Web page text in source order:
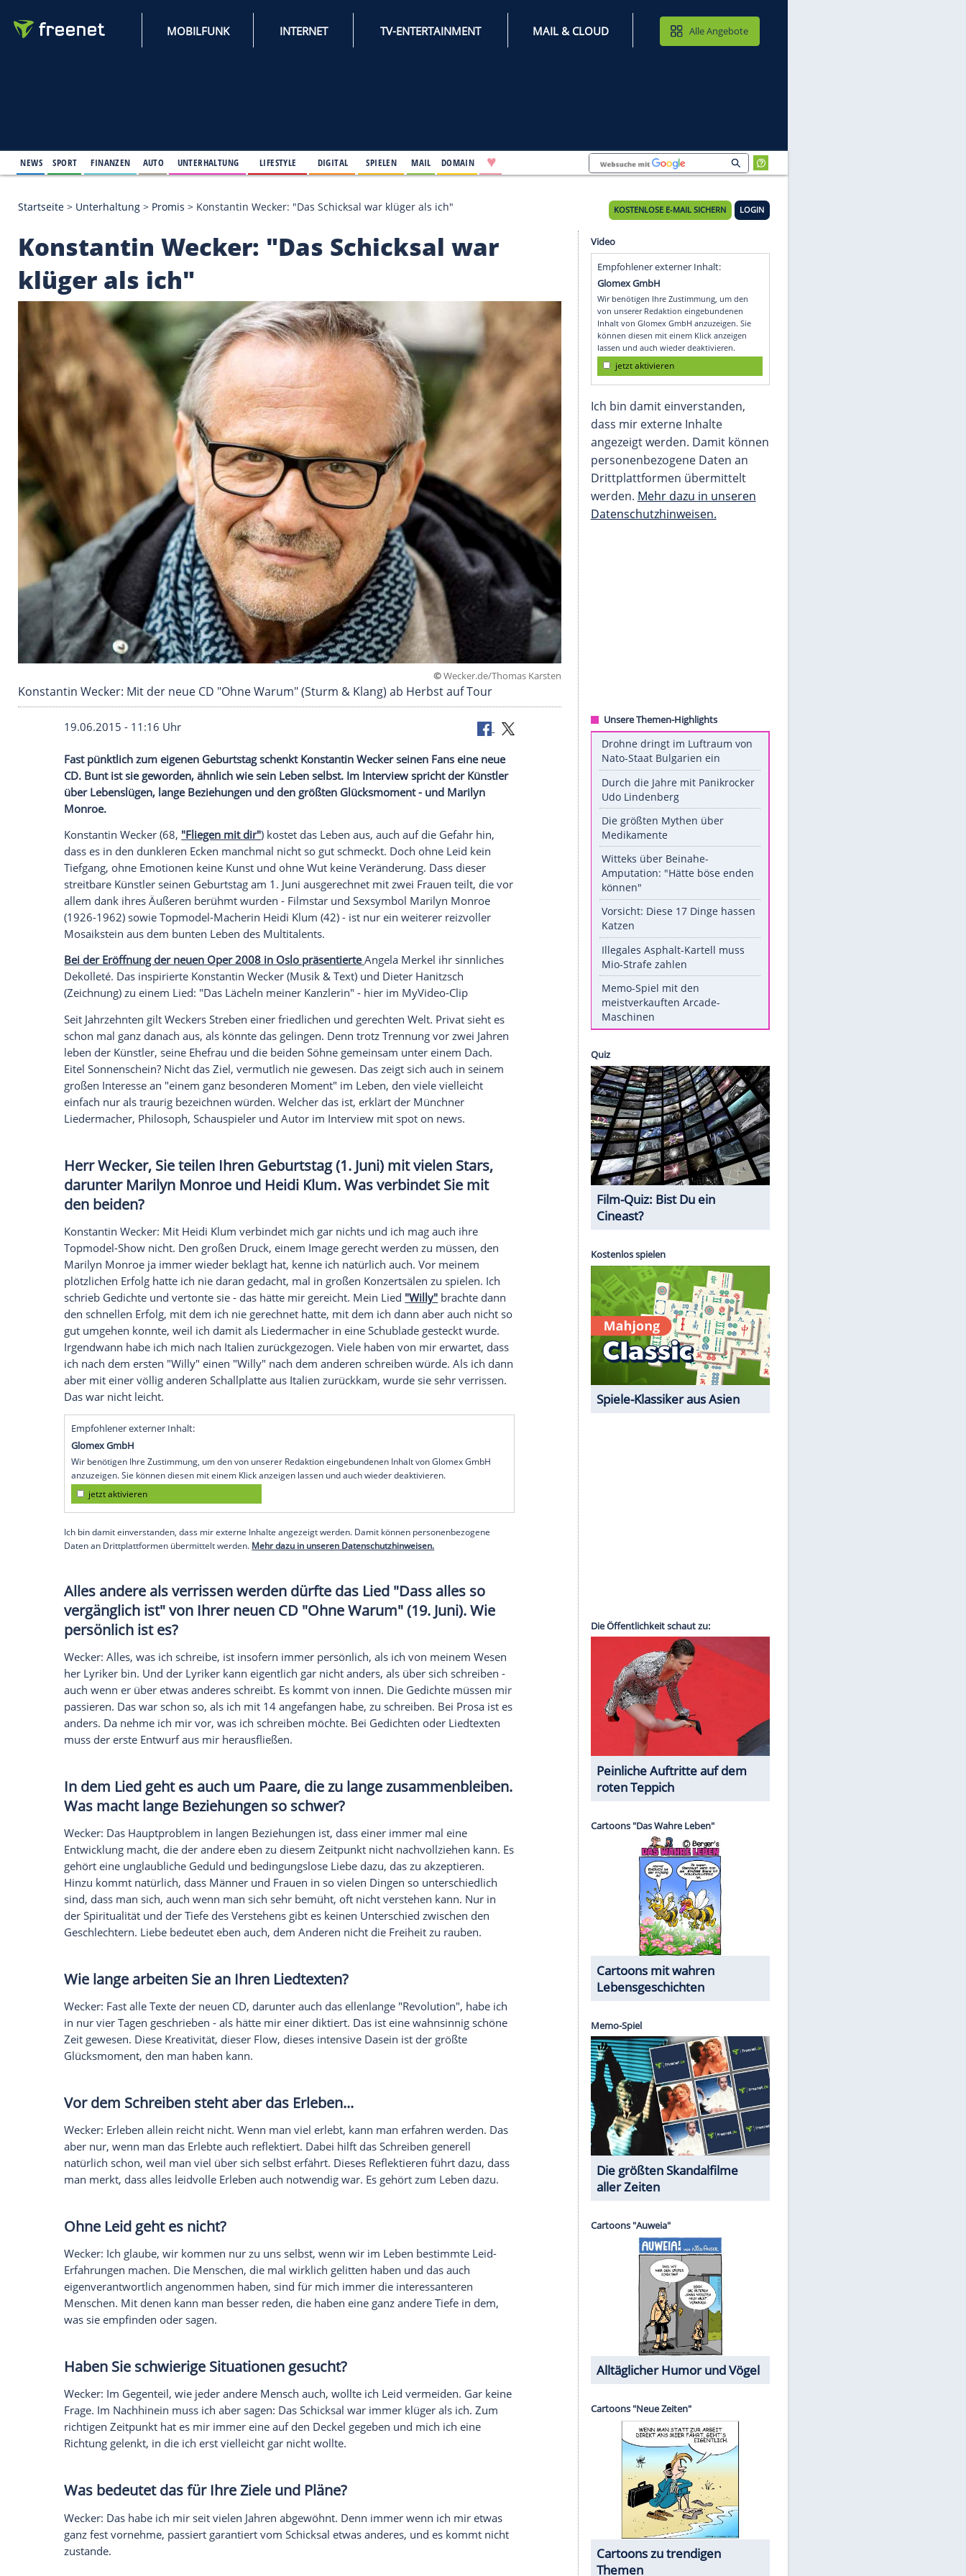
MOBILFUNK INTERNET TV-ENTERTAINMENT MAIL & CLOUD
KOSTENLOSE E-MAIL SICHERN
Startseite >Unterhaltung >Promis >Konstantin Wecker: "Das Schicksal war klüger als ich"
Konstantin Wecker: "Das Schicksal war
klüger als ich"
Wecker.de/Thomas Karsten
Konstantin Wecker: Mit der neue CD "Ohne Warum" (Sturm & Klang) ab Herbst auf Tour
19.06.2015 - 11:16 Uhr
Fast pünktlich zum eigenen Geburtstag schenkt Konstantin Wecker seinen Fans eine neue
CD. Bunt ist sie geworden, ähnlich wie sein Leben selbst. Im Interview spricht der Künstler
über Lebenslügen, lange Beziehungen und den größten Glücksmoment - und Marilyn
Monroe.
Konstantin Wecker (68,
Leben aus, auch auf die Gefahr hin,
dass es in den dunkleren Ecken manchmal nicht so gut schmeckt. Doch ohne Leid kein
Tiefgang, ohne Emotionen keine Kunst und ohne Wut keine Veränderung. Dass dieser
streitbare Künstler seinen Geburtstagam 1. Juni ausgerechnet mit zwei Frauen teilt, die vor
allem dank ihres Äußeren berühmt wurden - Filmstar und Sexsymbol
Marilyn Monroe
(1926-1962) sowie Topmodel-MacherinHeidi Klum(42) - ist nur ein weiterer reizvoller
Mosaikstein aus dem buntenLebendes Multitalents.
Bei der Eröffnung der neuen Oper 2008 in Oslo präsentierte
Angela Merkel ihr sinnliches
Dekolleté. Das inspirierte KonstantinWecker(Musik & Text) undDieter Hanitzsch
(Zeichnung) zu einem Lied: "Das Lächeln meiner Kanzlerin" - hier im MyVideo-Clip
Seit Jahrzehnten giltWeckersStreben einer friedlichen und gerechten Welt.
sieht es
schon mal ganz danach aus, als könnte das gelingen. Denn trotz Trennung vor zwei Jahren
leben der Künstler, seine Ehefrau und die beiden Söhne gemeinsam unter einem Dach.
Eitel Sonnenschein? Nicht das Ziel, vermutlich nie gewesen. Das zeigt sich auch in seinem
großen Interesse an "einem ganz besonderen Moment" imLeben, den viele vielleicht
einfach nur als traurig bezeichnen würden. Welcher das ist, erklärt der Münchner
Liedermacher, Philosoph, Schauspieler und Autor im Interview mit spot on news.
HerrWecker (1. Juni) mit vielen Stars,
darunterMarilyn Monroe
. Was verbindet Sie mit
den beiden?
Konstantin Wecker: MitHeidi Klumverbindet mich gar nichts und ich mag auch ihre
Topmodel-Show nicht. Den großen Druck, einem Image gerecht werden zu müssen, den
plötzlichenErfolghatte ich nie daran gedacht, mal in großen Konzertsälen zu spielen. Ich
brachte dann
den schnellen , mit dem ich nie gerechnet hatte, mit dem ich dann aber auch nicht so
gut umgehen konnte, weil ich damit als Liedermacher in eine Schublade gesteckt wurde.
Irgendwann habe ich mich nach
zurückgezogen. Viele haben von mir erwartet, dass
ich nach dem ersten "Willy" einen "Willy" nach dem anderen schreiben würde. Als ich dann
aber mit einer völlig anderen Schallplatte ausItalienzurückkam, wurde sie sehr verrissen.
Das war nicht leicht.
Empfohlener externer Inhalt:
Glomex GmbH
Wir benötigen Ihre Zustimmung, um den von unserer Redaktion eingebundenen Inhalt von Glomex GmbH
anzuzeigen. Sie können diesen mit einem Klick anzeigen lassen und auch wieder deaktivieren.
jetzt aktivieren
Ich bin damit einverstanden, dass mir externe Inhalte angezeigt werden. Damit können personenbezogene
Daten an Drittplattformen übermittelt werden.Mehr dazu in unseren Datenschutzhinweisen.
Alles andere als verrissen werden dürfte das Lied "Dass alles so
vergänglich ist" von Ihrer neuen CD "Ohne Warum" (19. Juni). Wie
Wecker: Alles, was ich schreibe, ist insofern immer persönlich, als ich von meinem Wesen
her Lyriker bin. Und der Lyriker kann eigentlich gar nicht anders, als über sich schreiben -
auch wenn er über etwas anderes schreibt. Es kommt von innen. Die Gedichte müssen mir
passieren. Das war schon so, als ich mit 14 angefangen habe, zu schreiben. Bei Prosa ist es
anders. Da nehme ich mir vor, was ich schreiben möchte. Bei Gedichten oder Liedtexten
muss der erste Entwurf aus mir herausfließen.
In dem Lied geht es auch um Paare, die zu lange zusammenbleiben.
Was macht lange Beziehungen so schwer?
Entwicklung macht, die der andere eben zu diesem Zeitpunkt nicht nachvollziehen kann. Es
gehört eine unglaubliche Geduld und bedingungsloseLiebedazu, das zu akzeptieren.
Hinzu kommt natürlich, dass Männer und Frauen in so vielen Dingen so unterschiedlich
sind, dass man sich, auch wenn man sich sehr bemüht, oft nicht verstehen kann. Nur in
derSpiritualitätund der Tiefe des Verstehens gibt es keinen Unterschied zwischen den
Geschlechtern.Liebebedeutet eben auch, dem Anderen nicht die Freiheit zu rauben.
Wie lange arbeiten Sie an Ihren Liedtexten?
Wecker: Fast alle Texte der neuen CD, darunter auch das ellenlange "Revolution", habe ich
in nur vier Tagen geschrieben - als hätte mir einer diktiert. Das ist eine wahnsinnig schöne
Vor dem Schreiben steht aber das Erleben...
Wecker: Erleben allein reicht nicht. Wenn man viel erlebt, kann man erfahren werden. Das
Empfohlener externer Inhalt:
Glomex GmbH
Wir benötigen Ihre Zustimmung, um den
von unserer Redaktion eingebundenen
Inhalt von Glomex GmbH anzuzeigen. Sie
können diesen mit einem Klick anzeigen
jetzt aktivieren
Ich bin damit einverstanden,
dass mir externe Inhalte
Unsere Themen-Highlights
Drohne dringt im Luftraum von
Nato-Staat Bulgarien ein
Durch die Jahre mit Panikrocker
Witteks über Beinahe-
können"
Vorsicht: Diese 17 Dinge hassen
Katzen
Illegales Asphalt-Kartell muss
Mio-Strafe zahlen
Memo-Spiel mit den
Quiz
Die Öffentlichkeit schaut zu:
Peinliche Auftritte auf dem
roten Teppich
Cartoons "Das Wahre Leben"
Cartoons mit wahren
Memo-Spiel